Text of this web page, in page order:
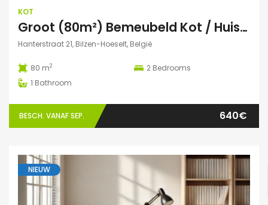
KOT
Groot (80m²) Bemeubeld Kot / Huis (volledig privé) Diepenbeek
Hanterstraat 21, Bilzen-Hoeselt, België
80 m2 2 Bedrooms
1 Bathroom
BESCH. VANAF SEP. 640€
NIEUW